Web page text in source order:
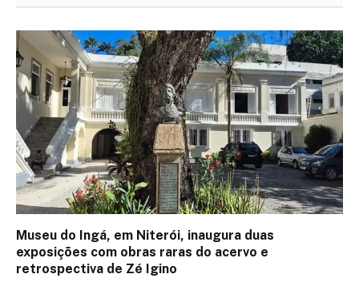
Museu do Ingá, em Niterói, inaugura duas
exposições com obras raras do acervo e
retrospectiva de Zé Igino